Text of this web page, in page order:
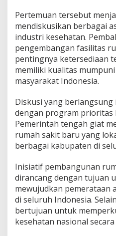
s
t
r
i
K
e
s
e
a
t
a
n
d
e
g
a
n
P
e
m
l
Pertemuan tersebut
mendiskusikan berbagai
industri kesehatan.
pengembangan fasilitas
pentingnya ketersediaan
memiliki kualitas
masyarakat Indonesia.
Diskusi yang
dengan program prioritas
Pemerintah tengah giat
rumah sakit baru yang
berbagai kabupaten di
Inisiatif pembangunan
dirancang dengan tujuan
mewujudkan pemerataan
di seluruh Indonesia.
bertujuan untuk
kesehatan nasional